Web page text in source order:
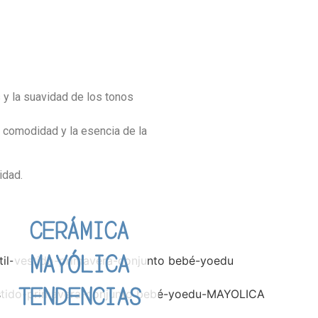
la suavidad de los tonos
y la esencia de la
CERÁMICA
MAYÓLICA
TENDENCIAS